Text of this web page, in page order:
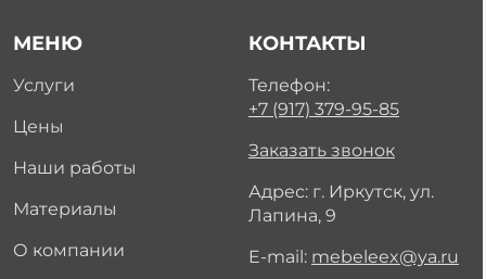
МЕНЮ
Услуги
Цены
Наши работы
Материалы
О компании
КОНТАКТЫ
Телефон:
+7 (917) 379-95-85
Заказать звонок
Адрес: г. Иркутск, ул.
Лапина, 9
E-mail: mebeleex@ya.ru